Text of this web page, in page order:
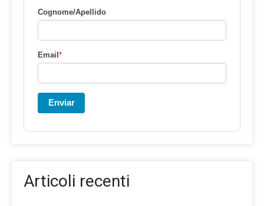
Cognome/Apellido
Email*
Enviar
Articoli recenti